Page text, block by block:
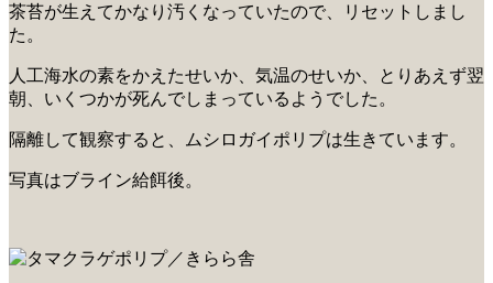
茶苔が生えてかなり汚くなっていたので、リセットしまし
た。
人工海水の素をかえたせいか、気温のせいか、とりあえず翌
朝、いくつかが死んでしまっているようでした。
隔離して観察すると、ムシロガイポリプは生きています。
写真はブライン給餌後。